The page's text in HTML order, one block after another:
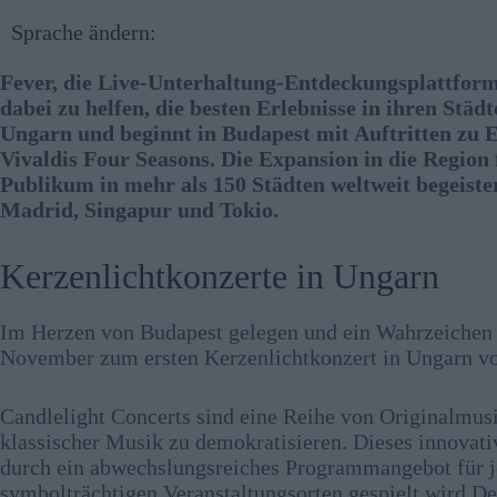
Sprache ändern:
Fever, die Live-Unterhaltung-
dabei zu helfen, die besten Erlebnisse in ihren
Ungarn und beginnt in Budapest mit Auftritten zu
Vivaldis Four Seasons. Die Expansion in die
Publikum in mehr als 150 Städten weltweit
Madrid, Singapur und Tokio.
Kerzenlichtkonzerte in Ungarn
Im Herzen von Budapest gelegen und ein
November zum ersten Kerzenlichtkonzert in Ungarn
Candlelight Concerts sind eine Reihe von
klassischer Musik zu demokratisieren. Dieses
durch ein abwechslungsreiches Programmangebot